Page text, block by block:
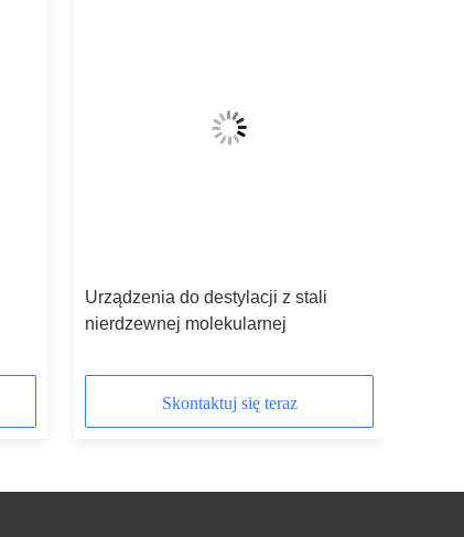
Urządzenia do destylacji z stali
nierdzewnej molekularnej
Skontaktuj się teraz